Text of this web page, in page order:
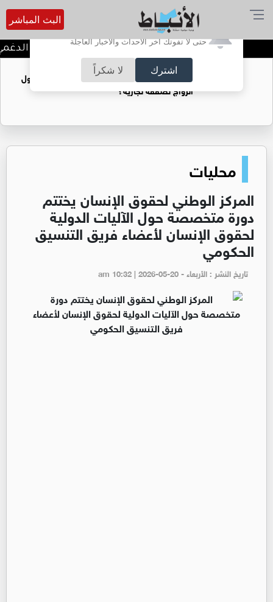
أترغب في تفعيل الإشعارات؟
حتى لا تفوتك آخر الأحداث والأخبار العاجلة
اشترك لا شكراً
البث المباشر
مبروك الدكتورة سجى صايل الدغمي
فتيات يستغللنه لتحقيق مكاسب مادية.. هل تحول
الزواج لصفقة تجارية؟
محليات
المركز الوطني لحقوق الإنسان يختتم
دورة متخصصة حول الآليات الدولية
لحقوق الإنسان لأعضاء فريق التنسيق
الحكومي
تاريخ النشر : الأربعاء - am 10:32 | 2026-05-20